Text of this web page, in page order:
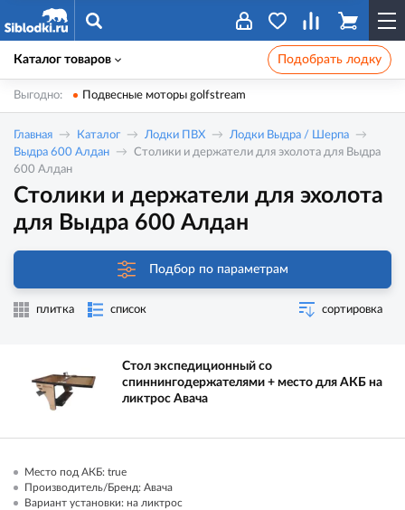
Каталог товаров Подобрать лодку
Выгодно: Подвесные моторы golfstream
Главная Каталог Лодки ПВХ
Лодки Выдра / Шерпа
Выдра 600 Алдан
Столики и держатели для эхолота для Выдра
600 Алдан
Столики и держатели для эхолота
для Выдра 600 Алдан
Подбор по параметрам
плитка список сортировка
Стол экспедиционный со
спиннингодержателями + место для АКБ на
ликтрос Авача
Место под АКБ: true
Производитель/Бренд: Авача
Вариант установки: на ликтрос